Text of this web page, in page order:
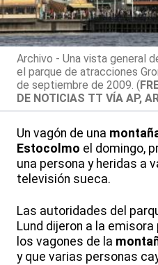
Archivo - Una vista general
el parque de atracciones
de septiembre de 2009. (
DE NOTICIAS TT VÍA AP,
Un vagón de una
Estocolmo el domingo,
una persona y heridas a
televisión sueca.
Las autoridades del
Lund dijeron a la
los vagones de la
y que varias personas